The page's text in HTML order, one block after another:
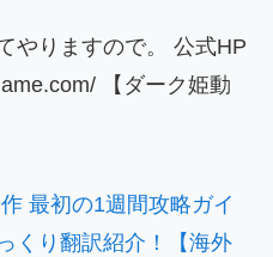
やりますので。 公式HP
【ダーク姫動
最初の1週間攻略ガイ
くり翻訳紹介！【海外